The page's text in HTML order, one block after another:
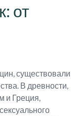
от
существовали
В древности,
и Греция,